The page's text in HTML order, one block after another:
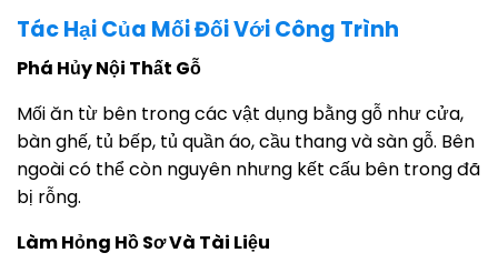
Tác Hại Của Mối Đối Với Công Trình
Phá Hủy Nội Thất Gỗ
Mối ăn từ bên trong các vật dụng bằng gỗ như cửa,
bàn ghế, tủ bếp, tủ quần áo, cầu thang và sàn gỗ. Bên
ngoài có thể còn nguyên nhưng kết cấu bên trong đã
bị rỗng.
Làm Hỏng Hồ Sơ Và Tài Liệu